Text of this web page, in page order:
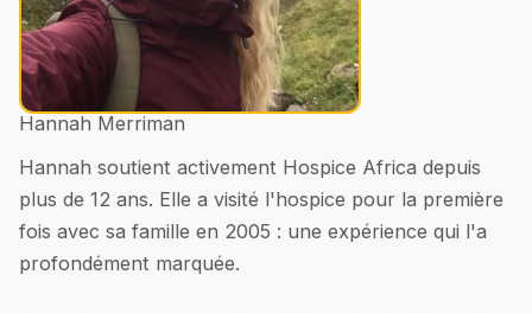
Hannah Merriman
Hannah soutient activement Hospice Africa depuis
plus de 12 ans. Elle a visité l'hospice pour la première
fois avec sa famille en 2005 : une expérience qui l'a
profondément marquée.